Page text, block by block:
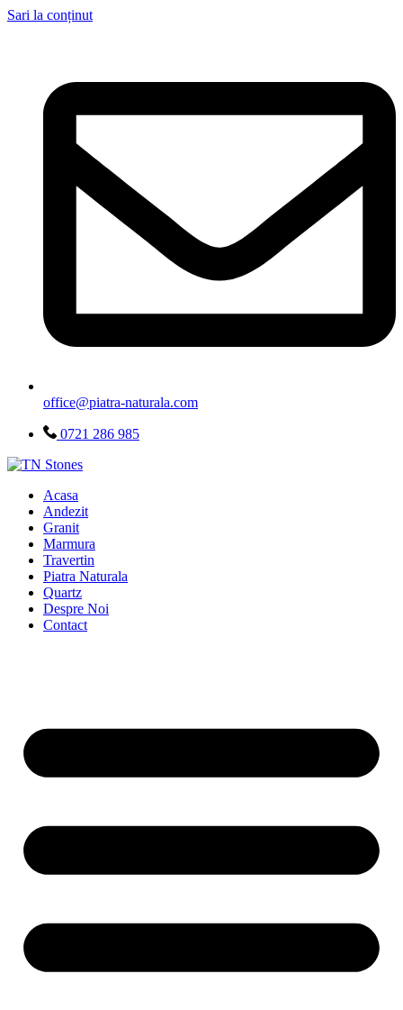
Sari la conținut
office@piatra-naturala.com
0721 286 985
Acasa
Andezit
Granit
Marmura
Travertin
Piatra Naturala
Quartz
Despre Noi
Contact